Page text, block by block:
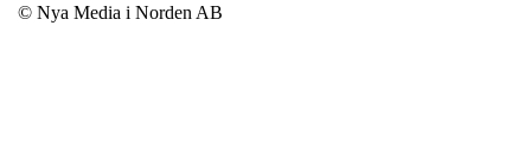
© Nya Media i Norden AB